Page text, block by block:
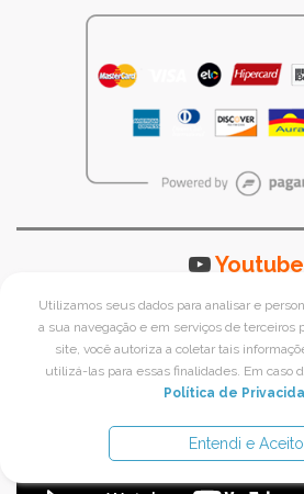
Youtube
Utilizamos seus dados para analisar e
a sua navegação e em serviços de terceiros
site, você autoriza a coletar tais
utilizá-las para essas finalidades. Em caso
Política de
Entendi e Aceito